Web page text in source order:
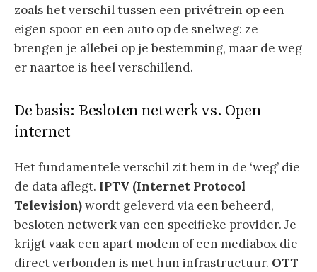
zoals het verschil tussen een privétrein op een
eigen spoor en een auto op de snelweg: ze
brengen je allebei op je bestemming, maar de weg
er naartoe is heel verschillend.
De basis: Besloten netwerk vs. Open
internet
Het fundamentele verschil zit hem in de ‘weg’ die
de data aflegt. IPTV (Internet Protocol
Television)wordt geleverd via een beheerd,
besloten netwerk van een specifieke provider. Je
krijgt vaak een apart modem of een mediabox die
direct verbonden is met hun infrastructuur. OTT